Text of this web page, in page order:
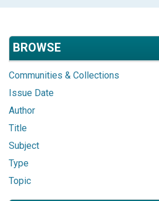
BROWSE
Communities & Collections
Issue Date
Author
Title
Subject
Type
Topic